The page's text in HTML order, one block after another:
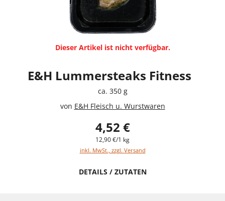
Dieser Artikel ist nicht verfügbar.
E&H Lummersteaks Fitness
ca. 350 g
von E&H Fleisch u. Wurstwaren
4,52 €
12,90 €/1 kg
inkl. MwSt., zzgl. Versand
DETAILS / ZUTATEN